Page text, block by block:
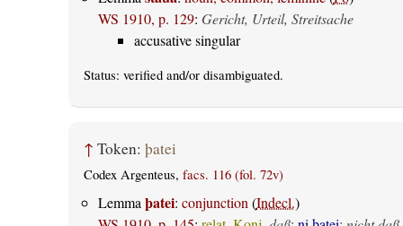
WS 1910, p. 129: Gericht, Urteil, Streitsache
accusative singular
Status: verifiedand/or disambiguated.
↑ Token: þatei
Codex Argenteus, facs. 116 (fol. 72v)
Lemma þatei: conjunction (Indecl.)